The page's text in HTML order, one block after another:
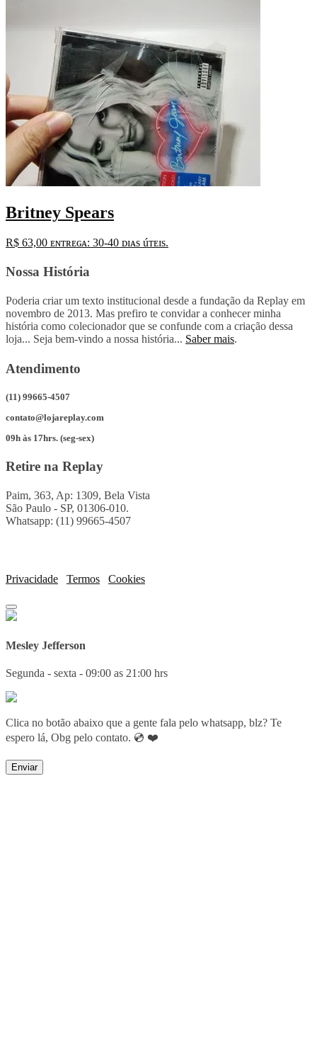
Britney Spears
R$ 63,00 ᴇɴᴛʀᴇɢᴀ: 30-40 ᴅɪᴀs úᴛᴇɪs.
Nossa História
Poderia criar um texto institucional desde a fundação da Replay em
novembro de 2013. Mas prefiro te convidar a conhecer minha
história como colecionador que se confunde com a criação dessa
loja... Seja bem-vindo a nossa história... Saber mais.
Atendimento
(11) 99665-4507
contato@lojareplay.com
09h às 17hrs. (seg-sex)
Retire na Replay
Paim, 363, Ap: 1309, Bela Vista
São Paulo - SP, 01306-010.
Whatsapp: (11) 99665-4507
Privacidade Termos Cookies
Mesley Jefferson
Segunda - sexta - 09:00 as 21:00 hrs
Clica no botão abaixo que a gente fala pelo whatsapp, blz? Te
espero lá, Obg pelo contato. 💿 ❤️
Enviar